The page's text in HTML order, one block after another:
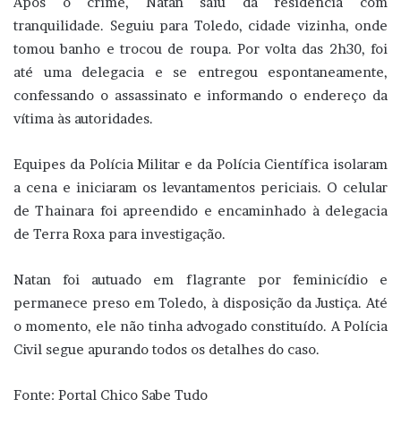
tranquilidade. Seguiu para Toledo, cidade vizinha, onde
tomou banho e trocou de roupa. Por volta das 2h30, foi
até uma delegacia e se entregou espontaneamente,
confessando o assassinato e informando o endereço da
vítima às autoridades.
Equipes da Polícia Militar e da Polícia Científica isolaram
a cena e iniciaram os levantamentos periciais. O celular
de Thainara foi apreendido e encaminhado à delegacia
de Terra Roxa para investigação.
Natan foi autuado em flagrante por feminicídio e
permanece preso em Toledo, à disposição da Justiça. Até
o momento, ele não tinha advogado constituído. A Polícia
Civil segue apurando todos os detalhes do caso.
Fonte: Portal Chico Sabe Tudo